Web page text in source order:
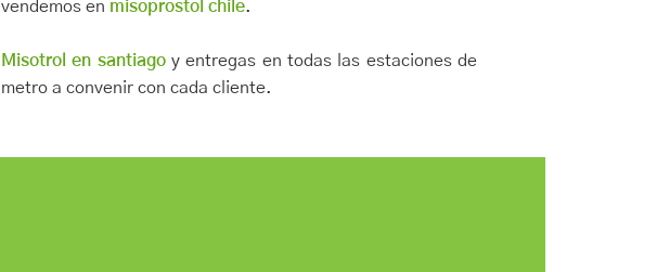
vendemos en misoprostol chile.
Misotrol en santiagoy entregas en todas las estaciones de
metro a convenir con cada cliente.